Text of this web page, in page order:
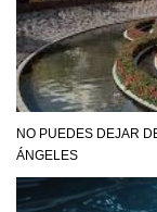
NO PUEDES DEJAR
ÁNGELES